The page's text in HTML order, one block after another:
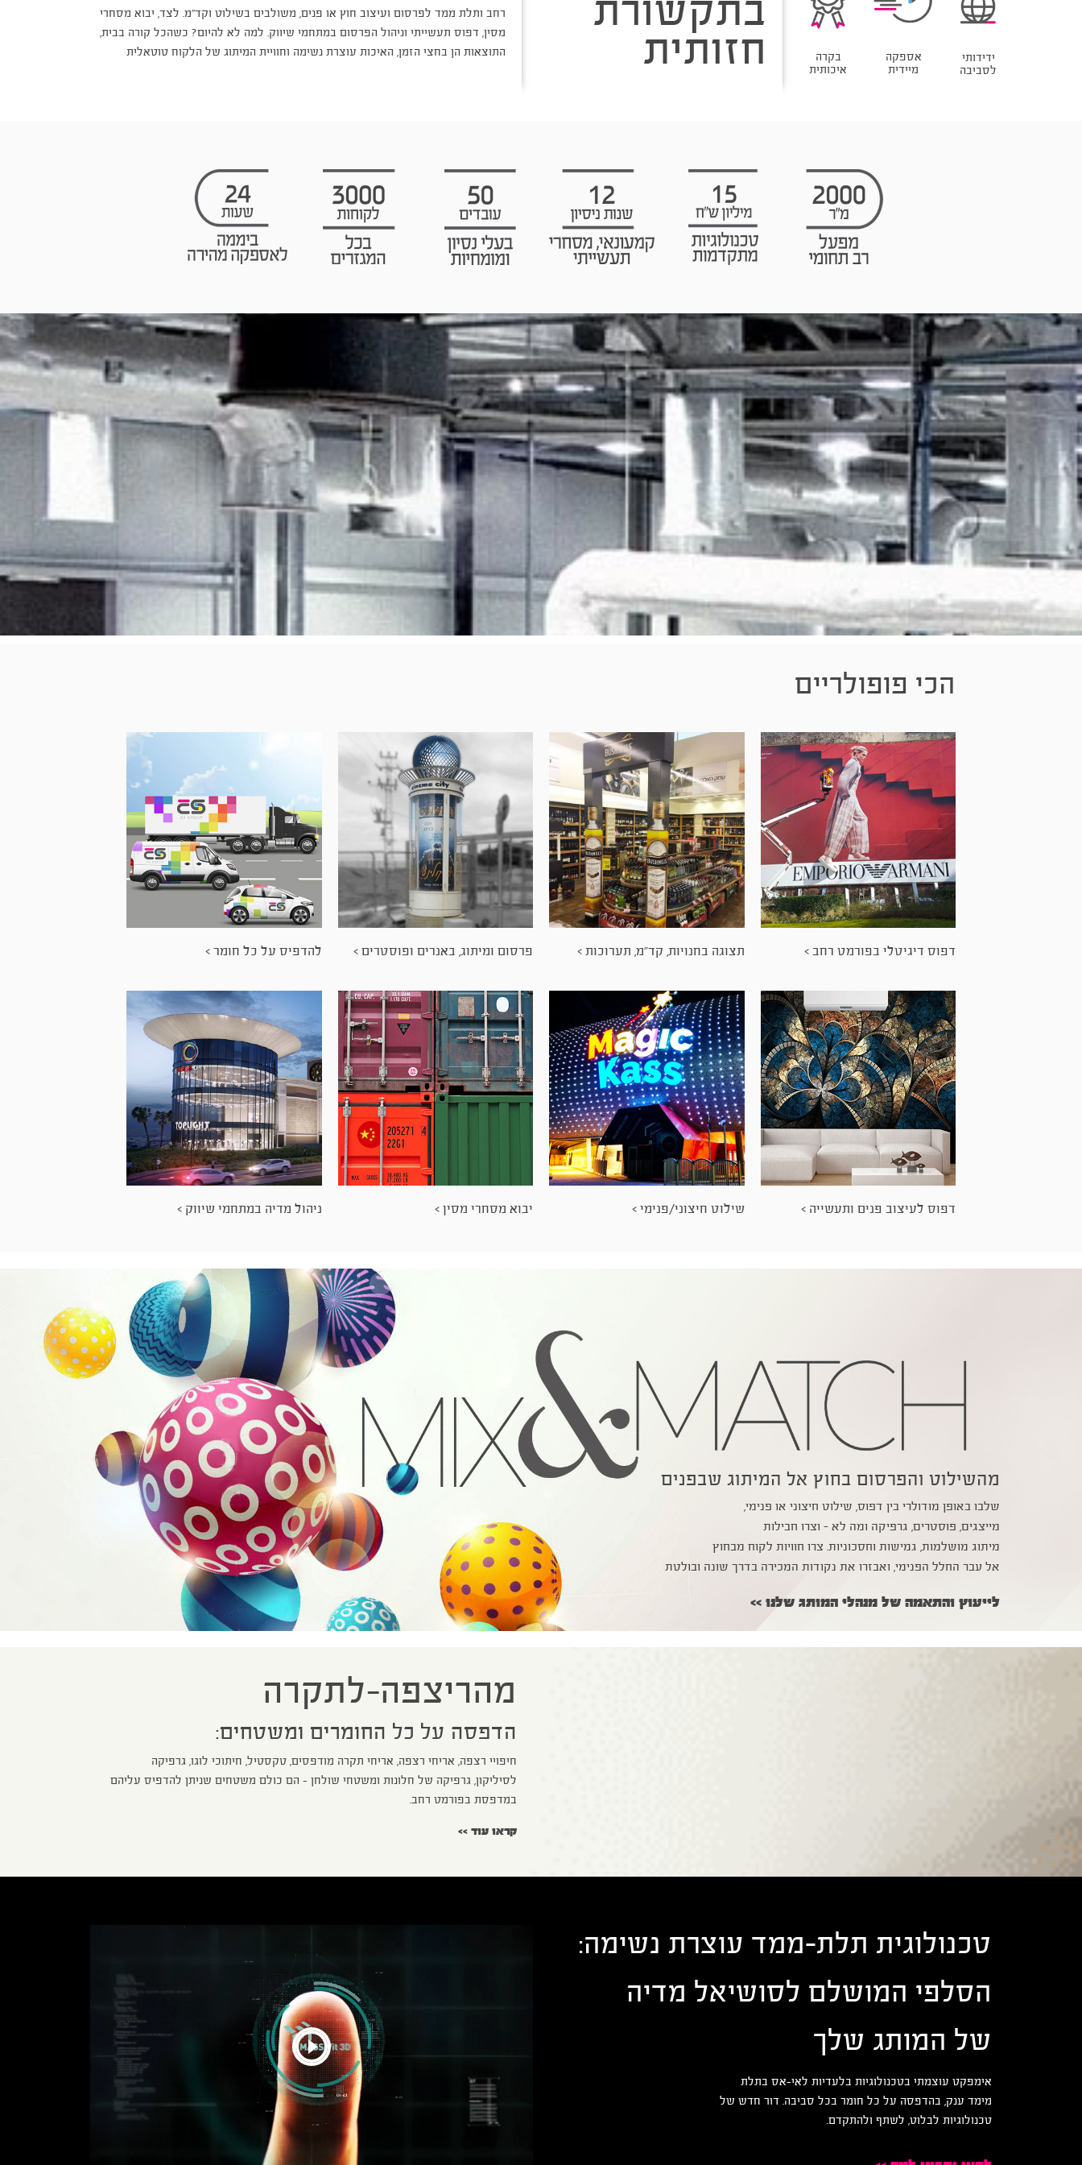
ידידותי
לסביבה
אספקה
מיידית
בקרה
איכותית
בתקשורת
חזותית
רחב ותלת ממד לפרסום ועיצוב חוץ או פנים, משולבים בשילוט וקד"מ. לצד, יבוא מסחרי
מסין, דפוס תעשייתי וניהול הפרסום במתחמי שיווק. למה לא להיום? כשהכל קורה בבית,
התוצאות הן בחצי הזמן, האיכות עוצרת נשימה וחוויית המיתוג של הלקוח טוטאלית
הכי פופולריים
דפוס דיגיטלי בפורמט רחב > תצוגה בחנויות, קד"מ, תערוכות > פרסום ומיתוג, באנרים ופוסטרים > להדפיס על כל חומר >
דפוס לעיצוב פנים ותעשייה > שילוט חיצוני/פנימי > יבוא מסחרי מסין > ניהול מדיה במתחמי שיווק >
מהשילוט והפרסום בחוץ אל המיתוג שבפנים
שלבו באופן מודולרי בין דפוס, שילוט חיצוני או פנימי,
מייצגים, פוסטרים, גרפיקה ומה לא – וצרו חבילות
מיתוג מושלמות, גמישות וחסכוניות. צרו חוויות לקוח מבחוץ
אל עבר החלל הפנימי, ואבזרו את נקודות המכירה בדרך שונה ובולטת
לייעוץ והתאמה של מנהלי המותג שלנו >>
מהריצפה-לתקרה
הדפסה על כל החומרים ומשטחים:
חיפויי רצפה, אריחי רצפה, אריחי תקרה מודפסים, טקסטיל, חיתוכי לוגו, גרפיקה
לסיליקון, גרפיקה של חלונות ומשטחי שולחן – הם כולם משטחים שניתן להדפיס עליהם
במדפסת בפורמט רחב.
קראו עוד >>
טכנולוגית תלת-ממד עוצרת נשימה:
הסלפי המושלם לסושיאל מדיה
של המותג שלך
אימפקט עוצמתי בטכנולוגיות בלעדיות לאי-אס בתלת
מימד ענק, בהדפסה על כל חומר בכל סביבה. דור חדש של
טכנולוגיות לבלוט, לשתף ולהתקדם.